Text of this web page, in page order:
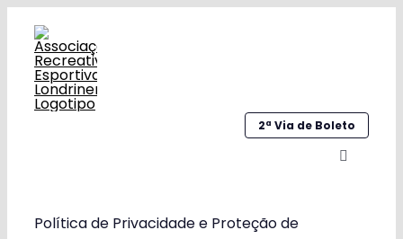
para
conteúdo
2ª Via de Boleto
Alternar
Home
Política de Privacidade e Proteção de